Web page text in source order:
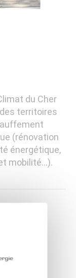
du Cher
territoires
(rénovation
énergétique,
mobilité…).
de la